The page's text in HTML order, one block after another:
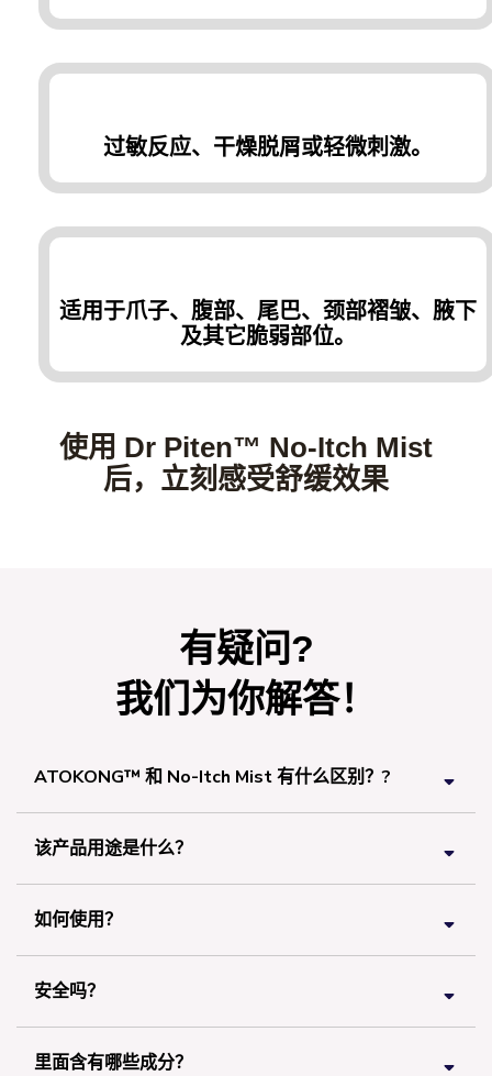
过敏反应、干燥脱屑或轻微刺激。
适用于爪子、腹部、尾巴、颈部褶皱、腋下
及其它脆弱部位。
使用 Dr Piten™ No-Itch Mist
后，立刻感受舒缓效果
有疑问?
我们为你解答！
ATOKONG™ 和 No-Itch Mist 有什么区别？?
该产品用途是什么？
如何使用？
安全吗？
里面含有哪些成分？